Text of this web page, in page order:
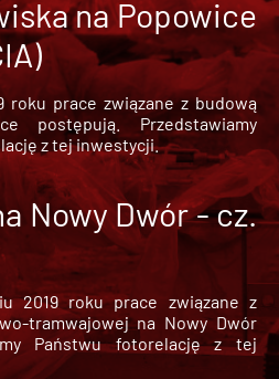
na Popowice
roku prace związane z budową
postępują. Przedstawiamy
z tej inwestycji.
Nowy Dwór - cz.
2019 roku prace związane z
tramwajowej na Nowy Dwór
Państwu fotorelację z tej